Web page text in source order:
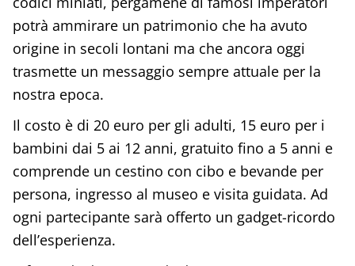
potrà ammirare un patrimonio che ha avuto
origine in secoli lontani ma che ancora oggi
trasmette un messaggio sempre attuale per la
nostra epoca.
Il costo è di 20 euro per gli adulti, 15 euro per i
bambini dai 5 ai 12 anni, gratuito fino a 5 anni e
comprende un cestino con cibo e bevande per
persona, ingresso al museo e visita guidata. Ad
ogni partecipante sarà offerto un gadget-ricordo
dell’esperienza.